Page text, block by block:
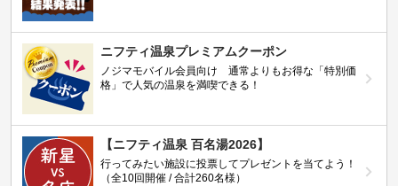
ニフティ温泉プレミアムクーポン
ノジマモバイル会員向け 通常よりもお得な「特別価
格」で人気の温泉を満喫できる！
【ニフティ温泉 百名湯2026】
行ってみたい施設に投票してプレゼントを当てよう！
（全10回開催 / 合計260名様）